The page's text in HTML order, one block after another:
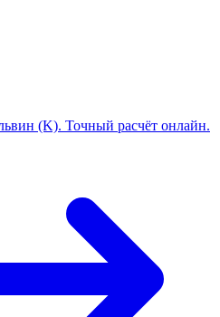
(K). Точный расчёт онлайн.